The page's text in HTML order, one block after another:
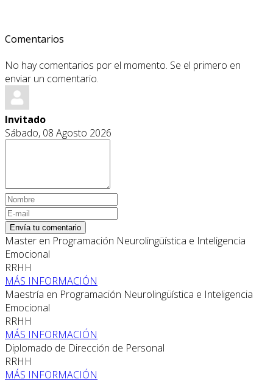
Comentarios
No hay comentarios por el momento. Se el primero en
enviar un comentario.
Invitado
Sábado, 08 Agosto 2026
Envía tu comentario
Master en Programación Neurolingüística e Inteligencia
Emocional
RRHH
MÁS INFORMACIÓN
Maestría en Programación Neurolingüística e Inteligencia
Emocional
RRHH
MÁS INFORMACIÓN
Diplomado de Dirección de Personal
RRHH
MÁS INFORMACIÓN